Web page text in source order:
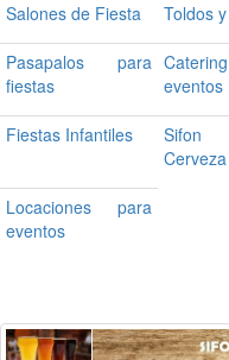
Salones de Fiesta Toldos
Pasapalos para
fiestas
eventos
Fiestas Infantiles
Cerveza
Locaciones para
eventos